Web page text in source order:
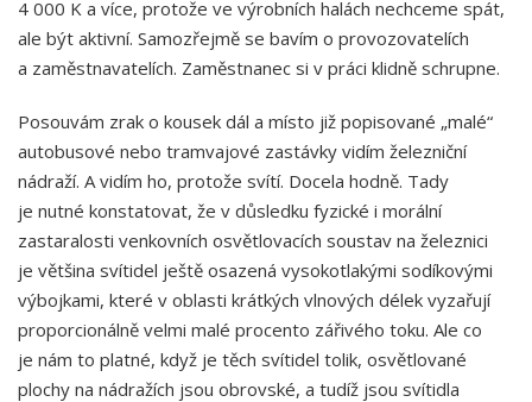
4 000 K a více, protože ve výrobních halách nechceme spát,
ale být aktivní. Samozřejmě se bavím o provozovatelích
a zaměstnavatelích. Zaměstnanec si v práci klidně schrupne.
Posouvám zrak o kousek dál a místo již popisované „malé“
autobusové nebo tramvajové zastávky vidím železniční
nádraží. A vidím ho, protože svítí. Docela hodně. Tady
je nutné konstatovat, že v důsledku fyzické i morální
zastaralosti venkovních osvětlovacích soustav na železnici
je většina svítidel ještě osazená vysokotlakými sodíkovými
výbojkami, které v oblasti krátkých vlnových délek vyzařují
proporcionálně velmi malé procento zářivého toku. Ale co
je nám to platné, když je těch svítidel tolik, osvětlované
plochy na nádražích jsou obrovské, a tudíž jsou svítidla